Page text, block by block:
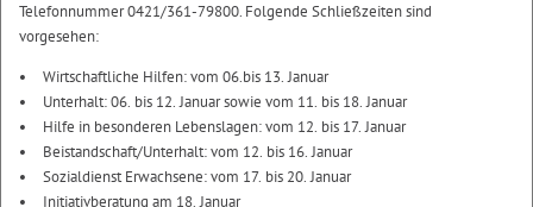
Telefonnummer 0421/361-79800. Folgende Schließzeiten sind
vorgesehen:
Wirtschaftliche Hilfen: vom 06.bis 13. Januar
Unterhalt: 06. bis 12. Januar sowie vom 11. bis 18. Januar
Hilfe in besonderen Lebenslagen: vom 12. bis 17. Januar
Beistandschaft/Unterhalt: vom 12. bis 16. Januar
Sozialdienst Erwachsene: vom 17. bis 20. Januar
Initiativberatung am 18. Januar